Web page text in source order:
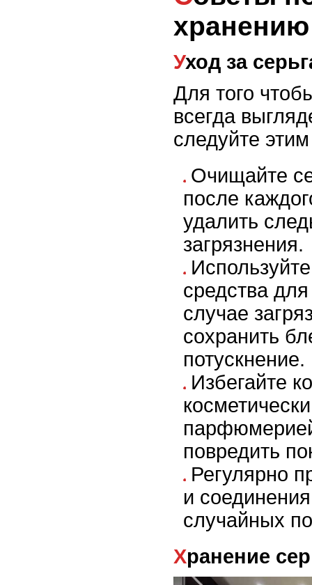
хранению
Уход за
Для того
всегда
следуйте
Очищайте
после
удалить
загрязнения.
средства
случае
сохранить
потускнение.
Избегайте
повредить
Регулярно
и
случайных
Хранение